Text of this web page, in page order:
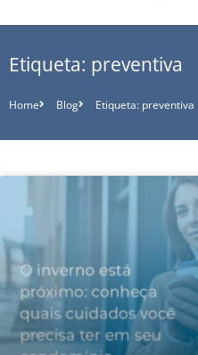
Etiqueta: preventiva
Home Blog Etiqueta: preventiva